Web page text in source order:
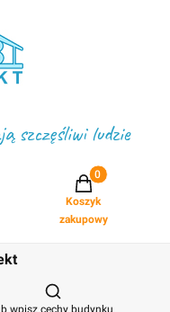
szczęśliwi ludzie
Projekty w
Koszyk
zakupowy
Otwórz
wpisz cechy budynku